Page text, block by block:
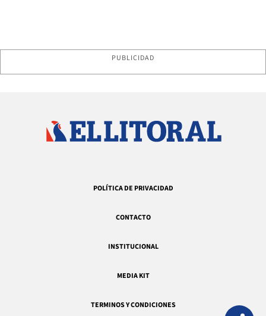
PUBLICIDAD
POLÍTICA DE PRIVACIDAD
CONTACTO
INSTITUCIONAL
MEDIA KIT
TERMINOS Y CONDICIONES